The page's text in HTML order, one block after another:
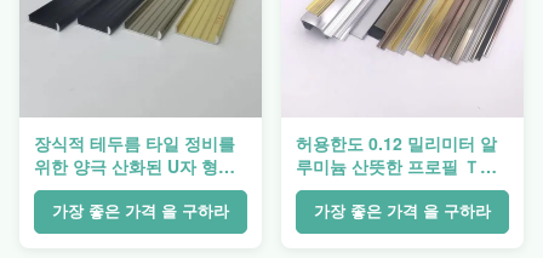
장식적 테두름 타일 정비를
위한 양극 산화된 U자 형상
알루미늄 프로파일
가장 좋은 가격 을 구하라
허용한도 0.12 밀리미터 알
루미늄 산뜻한 프로필 Ｔ와
Ｕ와 Ｇ 형태
가장 좋은 가격 을 구하라